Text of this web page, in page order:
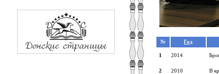
№ Год
1 2014
2 2010 В